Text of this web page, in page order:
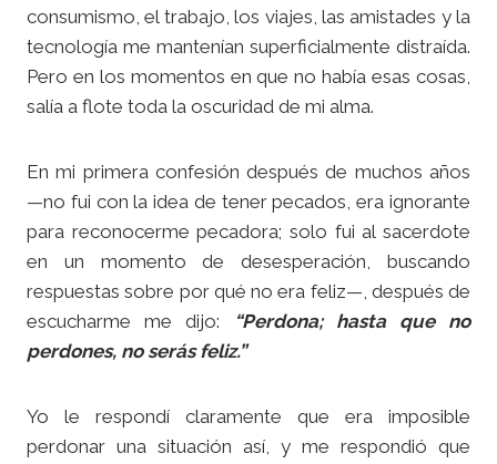
consumismo, el trabajo, los viajes, las amistades y la
tecnología me mantenían superficialmente distraída.
Pero en los momentos en que no había esas cosas,
salía a flote toda la oscuridad de mi alma.
En mi primera confesión después de muchos años
—no fui con la idea de tener pecados, era ignorante
para reconocerme pecadora; solo fui al sacerdote
en un momento de desesperación, buscando
respuestas sobre por qué no era feliz—, después de
escucharme me dijo:
“Perdona; hasta que no
perdones, no serás feliz.”
Yo le respondí claramente que era imposible
perdonar una situación así, y me respondió que